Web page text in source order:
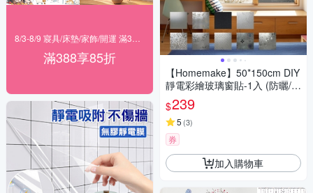
滿388享85折
【Homemake】50*150cm DIY
靜電彩繪玻璃窗貼-1入 (防曬/遮
陽/玻璃貼/保護隱私/美化佈置)
$239
5 (3)
券
加入購物車